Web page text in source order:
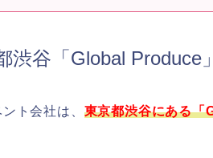
谷「Global Produce」
ト会社は、 東京都渋谷にある